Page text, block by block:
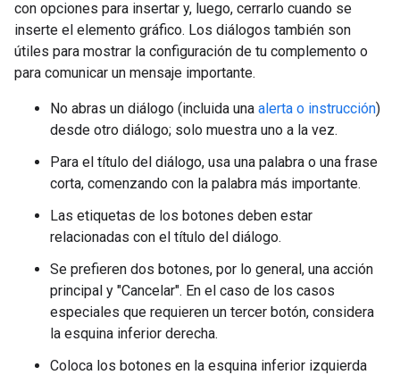
con opciones para insertar y, luego, cerrarlo cuando se
inserte el elemento gráfico. Los diálogos también son
útiles para mostrar la configuración de tu complemento o
para comunicar un mensaje importante.
No abras un diálogo (incluida una alerta o instrucción)
desde otro diálogo; solo muestra uno a la vez.
Para el título del diálogo, usa una palabra o una frase
corta, comenzando con la palabra más importante.
Las etiquetas de los botones deben estar
relacionadas con el título del diálogo.
Se prefieren dos botones, por lo general, una acción
principal y "Cancelar". En el caso de los casos
especiales que requieren un tercer botón, considera
la esquina inferior derecha.
Coloca los botones en la esquina inferior izquierda